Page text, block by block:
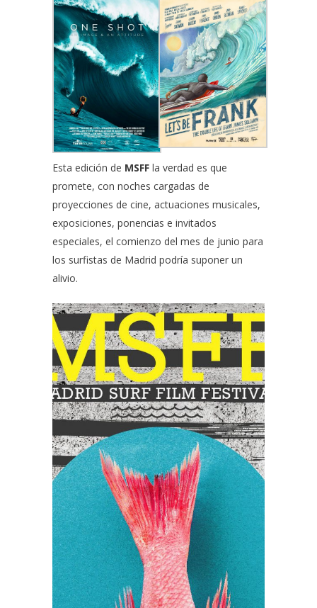
Esta edición de MSFF la verdad es que
promete, con noches cargadas de
proyecciones de cine, actuaciones musicales,
exposiciones, ponencias e invitados
especiales, el comienzo del mes de junio para
los surfistas de Madrid podría suponer un
alivio.